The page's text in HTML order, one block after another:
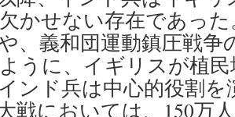
かせない存在であっ
、義和団運動鎮圧戦争
うに、イギリスが植
ンド兵は中心的役割
戦においては、150万